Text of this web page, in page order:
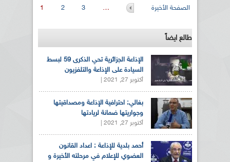
الصفحات 1 2 3 … الصفحة الأخيرة
طالع ايضاً
الإذاعة الجزائرية تحي الذكرى 59 لبسط
السيادة على الإذاعة والتلفزيون
أكتوبر 27, 2021 |
بغالي: احترافية الإذاعة ومصداقيتها
وجواريتها ضمانة لريادتها
أكتوبر 27, 2021 |
أحمد بلدية للإذاعة : اعداد القانون
العضوي للإعلام في مرحلته الأخيرة و